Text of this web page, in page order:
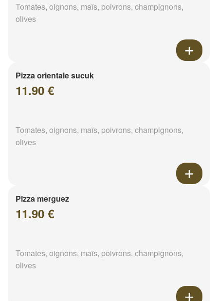
Tomates, oignons, maïs, poivrons, champignons,
olives
Pizza orientale sucuk
11.90 €
Tomates, oignons, maïs, poivrons, champignons,
olives
Pizza merguez
11.90 €
Tomates, oignons, maïs, poivrons, champignons,
olives